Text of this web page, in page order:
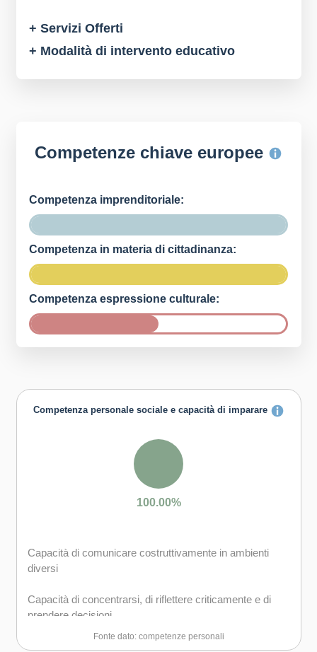
+ Servizi Offerti
+ Modalità di intervento educativo
Competenze chiave europee
Competenza imprenditoriale:
Competenza in materia di cittadinanza:
Competenza espressione culturale:
Competenza personale sociale e capacità di imparare
100.00%
Capacità di comunicare costruttivamente in ambienti
diversi
Capacità di concentrarsi, di riflettere criticamente e di
prendere decisioni
Fonte dato: competenze personali